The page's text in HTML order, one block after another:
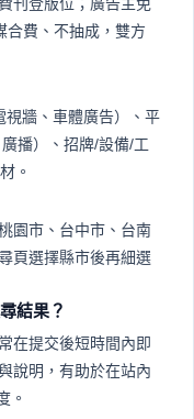
刊登版位；廣告主免
合費、不抽成，雙方
視牆、車體廣告）、平
播）、招牌/設備/工
。
園市、台中市、台南
頁選擇縣市後再細選
結果？
在提交後短時間內即
說明，有助於在站內
。